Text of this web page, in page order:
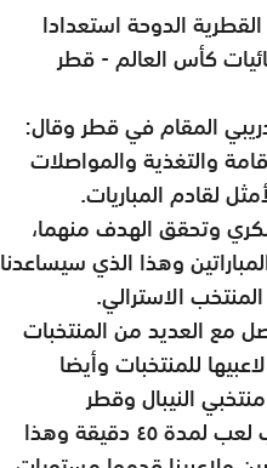
الدوحة استعدادا
كأس العالم - قطر
المقام في قطر وقال:
والتغذية والمواصلات
لقادم المباريات.
وتحقق الهدف منهما،
وهذا الذي سيساعدنا
الاسترالي.
مع العديد من المنتخبات
للمنتخبات وأيضا
النيبال وقطر
العسكري وكانت المباراتين جيدتين حيث جميع اللاعبين شاركوا وكل لاعب لعب لمدة ٤٥ دقيقة وهذا